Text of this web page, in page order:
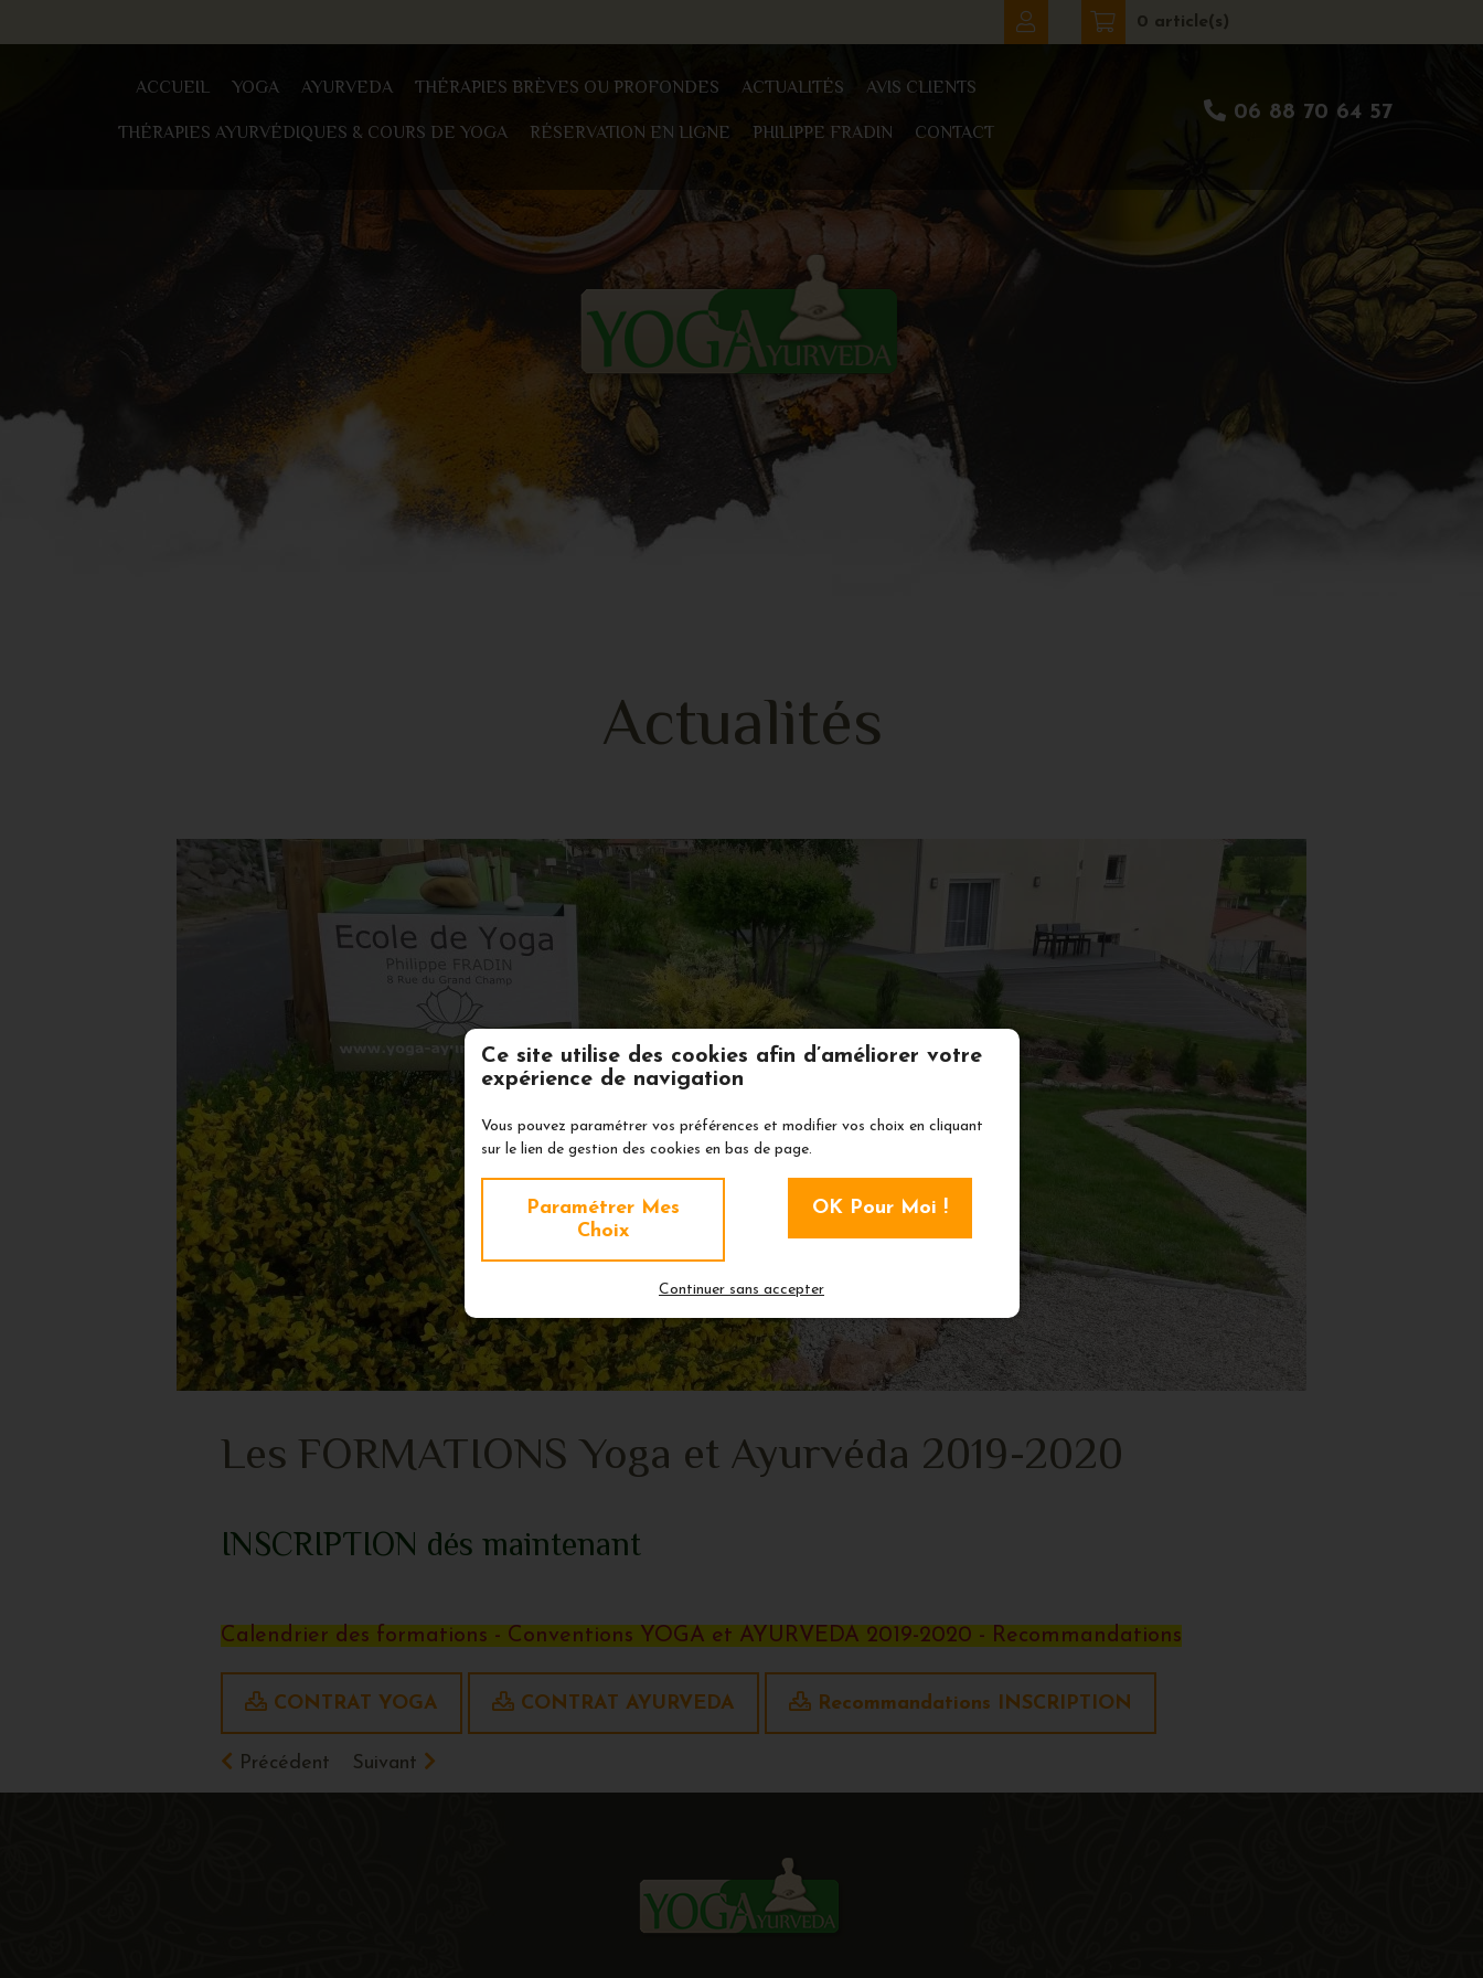
0 article(s)
ACCUEIL YOGA AYURVEDA THÉRAPIES BRÈVES OU PROFONDES ACTUALITÉS
AVIS CLIENTS
THÉRAPIES AYURVÉDIQUES & COURS DE YOGA
RÉSERVATION EN LIGNE PHILIPPE FRADIN CONTACT
06 88 70 64 57
Actualités
Les FORMATIONS Yoga et Ayurvéda 2019-2020
INSCRIPTION dés maintenant
Calendrier des formations - Conventions YOGA et AYURVEDA 2019-2020 - Recommandations
CONTRAT YOGA CONTRAT AYURVEDA Recommandations INSCRIPTION
Précédent Suivant
Ce site utilise des cookies afin d’améliorer votre
expérience de navigation
Vous pouvez paramétrer vos préférences et modifier vos choix en cliquant
sur le lien de gestion des cookies en bas de page.
Paramétrer Mes
Choix
OK Pour Moi !
Continuer sans accepter